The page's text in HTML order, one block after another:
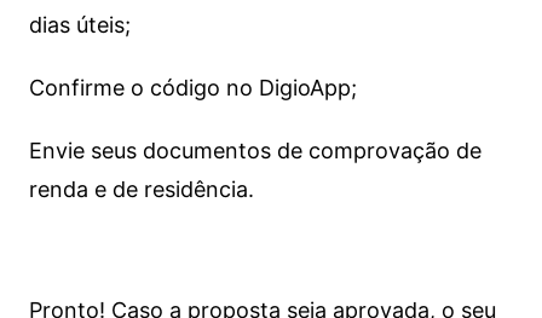
dias úteis;
Confirme o código no DigioApp;
Envie seus documentos de comprovação de
renda e de residência.
Pronto! Caso a proposta seja aprovada, o seu